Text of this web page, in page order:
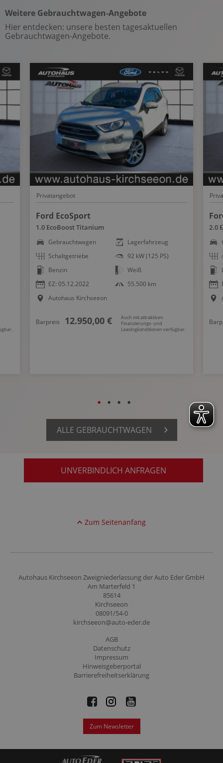
Sportabgasanlage: mit Klappensteuerung
Sportfahrwerk
Sportpaket
Spracheingabesystem
Spurhalteassistent
Start-Stopp System
Tempomat
Touchscreen Bedienung
Traktionskontrolle
USB Anschluss, Bluetooth Audiostreaming
Verkehrszeichenerkennung
Wegfahrsperre
Winterpaket
WLAN Hotspot
Zentralver. mit Fernbedienung
Weitere Gebrauchtwagen-Angebote
Hier entdecken: unsere besten tagesaktuellen
Gebrauchtwagen-Angebote.
Privatangebot
Ford EcoSport
1.0 EcoBoost Titanium
Gebrauchtwagen
Schaltgetriebe
Benzin
EZ: 05.12.2022
Autohaus Kirchseeon
Lagerfahrzeug
92 kW (125 PS)
Weiß
55.500 km
Barpreis 12.950,00 €
Auch mit attraktiven
Finanzierungs- und
Leasingkonditionen verfügbar.
2.0
ALLE GEBRAUCHTWAGEN
UNVERBINDLICH ANFRAGEN
Zum Seitenanfang
Autohaus Kirchseeon Zweigniederlassung der Auto Eder GmbH
Am Marterfeld 1
85614
Kirchseeon
08091/54-0
kirchseeon@auto-eder.de
AGB
Datenschutz
Impressum
Hinweisgeberportal
Barrierefreiheitserklärung
Zum Newsletter